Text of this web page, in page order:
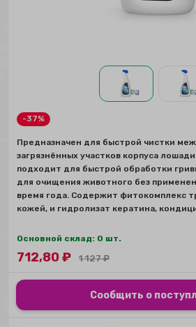
-37%
Предназначен для быстрой чистки
загрязнённых участков корпуса
подходит для быстрой обработки
для очищения животного без
время года. Содержит фитокомплекс
кожей, и гидролизат кератина,
Основной склад: 0 шт.
712,80₽ 1 127₽
Сообщить о